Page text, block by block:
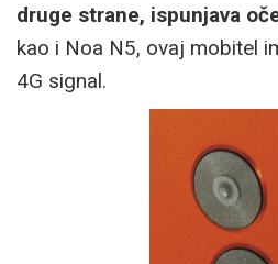
druge strane, ispunjava
kao i Noa N5, ovaj mobitel
4G signal.